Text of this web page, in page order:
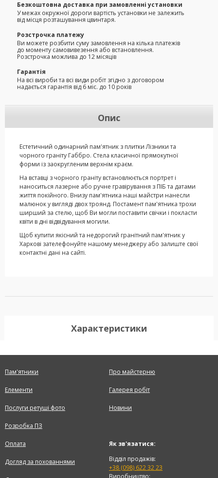
Безкоштовна доставка при замовленні установки
У межах окружної дороги вартість установки не залежить
від місця розташування цвинтаря.
Розстрочка платежу
Ви можете розбити суму замовлення на кілька платежів
до моменту самовивезення або встановлення.
Розстрочка можлива до 12 місяців
Гарантія
На всі вироби та всі види робіт згідно з договором
надається гарантія від 6 міс. до 10 років
Опис
Естетичний одинарний пам'ятник з плитки Лізники та
чорного граніту Габбро. Стела класичної прямокутної
форми із заокругленим верхнім краєм.
На вставці з чорного граніту встановлюється портрет і
наноситься лазерне або ручне гравірування з ПІБ та датами
життя покійного. Внизу пам'ятника наші майстри нанесли
малюнок у вигляді двох троянд. Постамент пам'ятника трохи
ширший за стелю, щоб Ви могли поставити свічки і покласти
квіти в дні відвідування могили.
Щоб купити якісний та недорогий гранітний пам'ятник у
Харкові зателефонуйте нашому менеджеру або залиште свої
контактні дані на сайті.
Характеристики
Пам'ятники
Елементи
Послуги ретуші фото
Розробка ПЗ
Про майстерню
Галерея робіт
Новини
Оплата
Догляд за похованнями
Як зв'язатися:
Відділ продажів:
+38 (098) 622 32 23
Виробництво: